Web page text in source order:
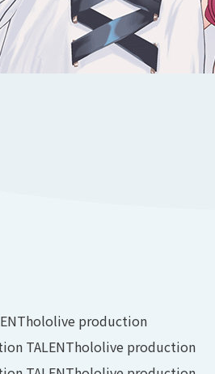
hololive production
TALENThololive production